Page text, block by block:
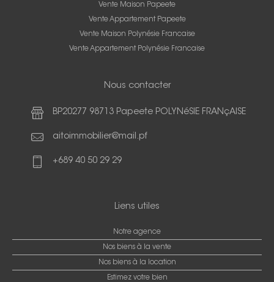
Vente Maison Papeete
Vente Appartement Papeete
Vente Maison Polynésie Francaise
Vente Appartement Polynésie Francaise
Nous contacter
BP20277 98713 Papeete POLYNéSIE FRANçAISE
aitoimmobilier@mail.pf
+689 40 50 29 29
Liens utiles
Notre agence
Nos biens à la vente
Nos biens à la location
Estimez votre bien